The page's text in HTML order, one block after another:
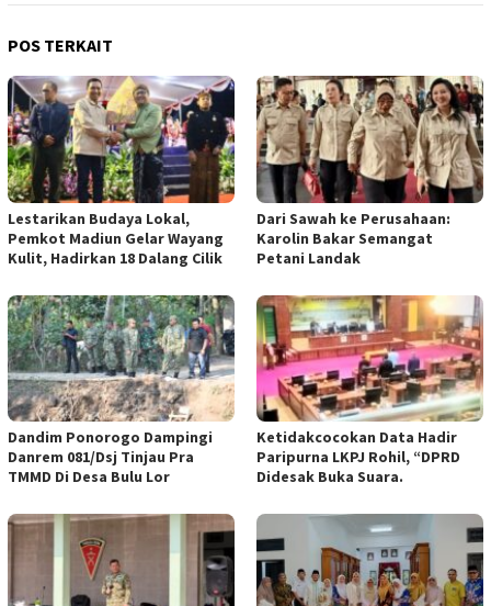
POS TERKAIT
Lestarikan Budaya Lokal,
Pemkot Madiun Gelar Wayang
Kulit, Hadirkan 18 Dalang Cilik
Dari Sawah ke Perusahaan:
Karolin Bakar Semangat
Petani Landak
Dandim Ponorogo Dampingi
Danrem 081/Dsj Tinjau Pra
TMMD Di Desa Bulu Lor
Ketidakcocokan Data Hadir
Paripurna LKPJ Rohil, “DPRD
Didesak Buka Suara.